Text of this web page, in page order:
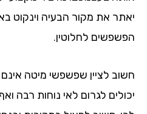
יאתר את מקור הבעיה וינקוט
הפשפשים לחלוטין.
חשוב לציין שפשפשי מיטה
יכולים לגרום לאי נוחות רבה